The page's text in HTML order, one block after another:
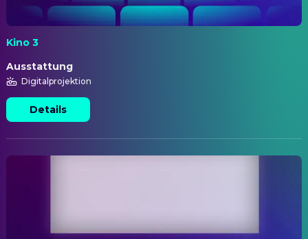
Kino 3
Ausstattung
Digitalprojektion
Details